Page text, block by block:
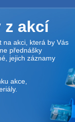
z akcí
na akci, která by Vás
přednášky
jejich záznamy
akce,